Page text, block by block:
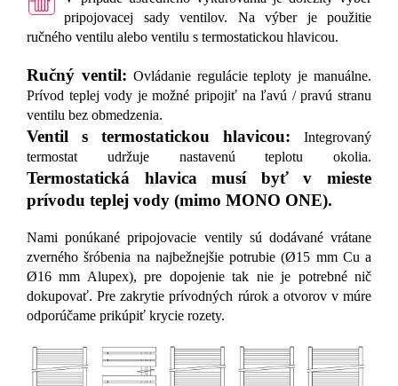
pripojovacej sady ventilov. Na výber je použitie
ručného ventilu alebo ventilu s termostatickou hlavicou.
Ručný ventil: Ovládanie regulácie teploty je manuálne.
Prívod teplej vody je možné pripojiť na ľavú / pravú stranu
ventilu bez obmedzenia.
Ventil s termostatickou hlavicou:
Integrovaný
termostat udržuje nastavenú teplotu okolia.
Termostatická hlavica musí byť v mieste
prívodu teplej vody (mimo MONO ONE).
Nami ponúkané pripojovacie ventily sú dodávané vrátane
zverného šróbenia na najbežnejšie potrubie (Ø15 mm Cu a
Ø16 mm Alupex), pre dopojenie tak nie je potrebné nič
dokupovať. Pre zakrytie prívodných rúrok a otvorov v múre
odporúčame prikúpiť krycie rozety.